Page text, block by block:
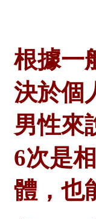
根據一
決於個
男性來
6次是
體，也